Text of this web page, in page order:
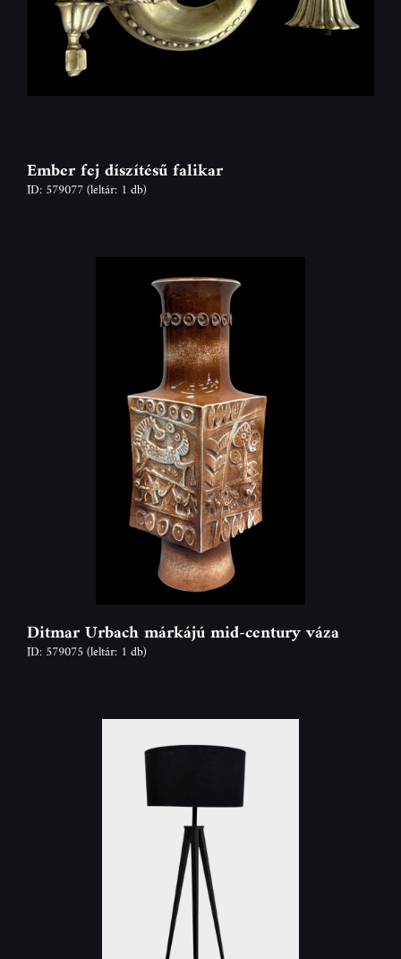
Ember fej díszítésű falikar
ID: 579077(leltár: 1 db)
Ditmar Urbach márkájú mid-century váza
ID: 579075(leltár: 1 db)